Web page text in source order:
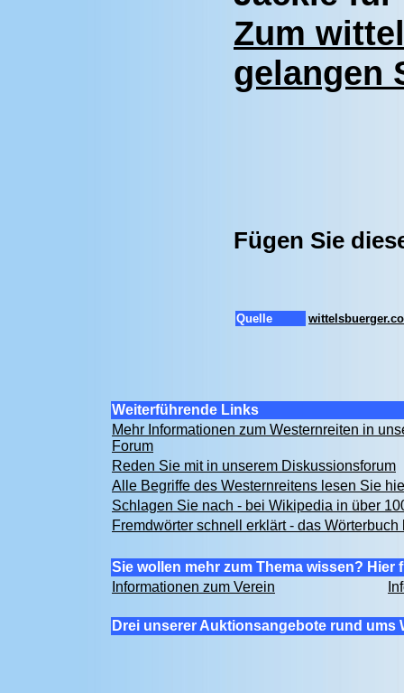
Zum
gelangen
Fügen Sie
Quelle
Weiterführende Links
Mehr Informationen zum Westernreiten in
Forum
Reden Sie mit in unserem Diskussionsforum
Alle Begriffe des Westernreitens lesen Sie
Schlagen Sie nach - bei Wikipedia in über
Fremdwörter schnell erklärt - das Wörterbuch
Sie wollen mehr zum Thema wissen? Hier
Informationen zum Verein
Drei unserer Auktionsangebote rund ums